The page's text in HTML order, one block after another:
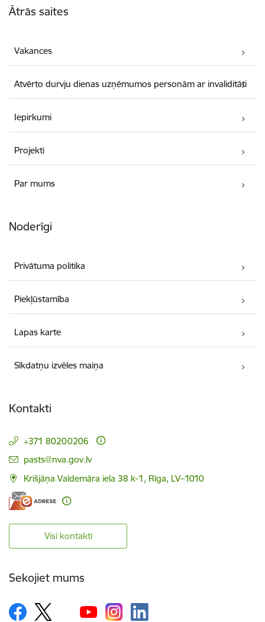
Ātrās saites
Vakances
Atvērto durvju dienas uzņēmumos personām ar invaliditāti
Iepirkumi
Projekti
Par mums
Noderīgi
Privātuma politika
Piekļūstamība
Lapas karte
Sīkdatņu izvēles maiņa
Kontakti
+371 80200206
E-pasts:
pasts@nva.gov.lv
Krišjāņa Valdemāra iela 38 k-1, Rīga, LV–1010
Visi kontakti
Sekojiet mums